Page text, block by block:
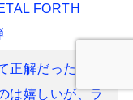
FORTH
正解だった。こ
は嬉しいが、ラ